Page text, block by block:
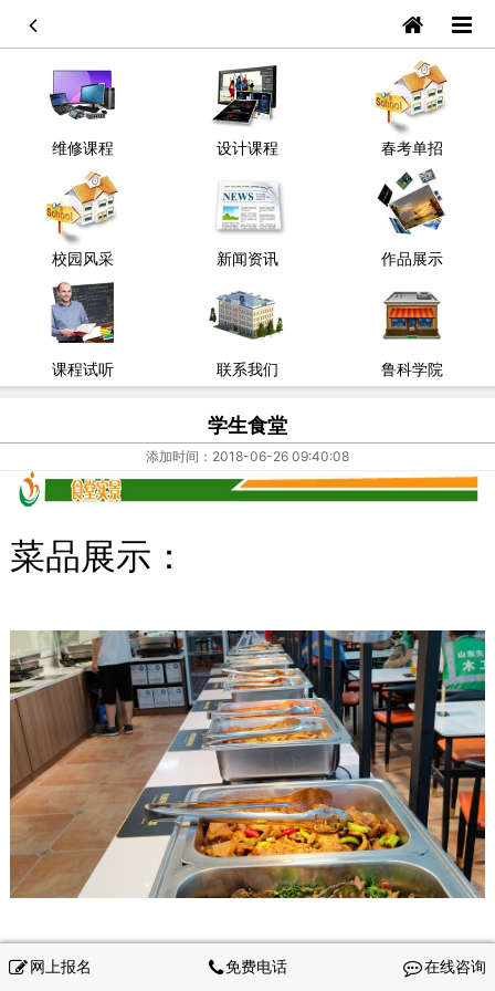
维修课程 设计课程 春考单招
校园风采 新闻资讯 作品展示
课程试听 联系我们 鲁科学院
学生食堂
添加时间：2018-06-26 09:40:08
菜品展示：
网上报名 免费电话 在线咨询